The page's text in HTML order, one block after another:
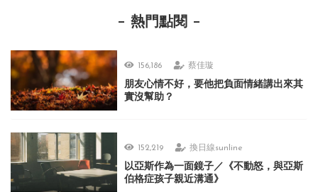
熱門點閱
156,186 蔡佳璇
朋友心情不好，要他把負面情緒講出來其
實沒幫助？
152,219 換日線sunline
以亞斯作為一面鏡子／《不動怒，與亞斯
伯格症孩子親近溝通》